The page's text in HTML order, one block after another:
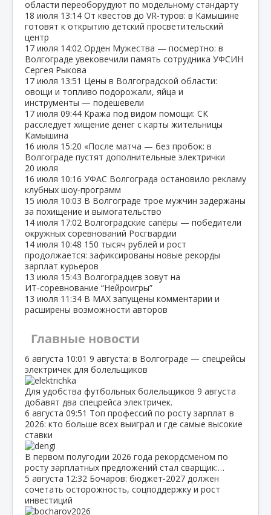
области переоборудуют по модельному стандарту
18 июля 13:14 От квестов до VR‑туров: в Камышине
готовят к открытию детский просветительский
центр
17 июля 14:02 Орден Мужества — посмертно: в
Волгограде увековечили память сотрудника УФСИН
Сергея Рыкова
17 июля 13:51 Цены в Волгоградской области:
овощи и топливо подорожали, яйца и
инструменты — подешевели
17 июля 09:44 Кража под видом помощи: СК
расследует хищение денег с карты жительницы
Камышина
16 июля 15:20 «После матча — без пробок: в
Волгограде пустят дополнительные электрички
20 июля
16 июля 10:16 УФАС Волгограда остановило рекламу
клубных шоу‑программ
15 июля 10:03 В Волгограде трое мужчин задержаны
за похищение и вымогательство
14 июля 17:02 Волгоградские сапёры — победители
окружных соревнований Росгвардии
14 июля 10:48 150 тысяч рублей и рост
продолжается: зафиксированы новые рекорды
зарплат курьеров
13 июля 15:43 Волгоградцев зовут на
ИТ‑соревнование “Нейроигры”
13 июля 11:34 В МАХ запущены комментарии и
расширены возможности авторов
Главные новости
6 августа 10:01 9 августа: в Волгограде — спецрейсы
электричек для болельщиков
Для удобства футбольных болельщиков 9 августа
добавят два спецрейса электричек.
6 августа 09:51 Топ профессий по росту зарплат в
2026: кто больше всех выиграл и где самые высокие
ставки
В первом полугодии 2026 года рекордсменом по
росту зарплатных предложений стал сварщик:…
5 августа 12:32 Бочаров: бюджет‑2027 должен
сочетать осторожность, соцподдержку и рост
инвестиций